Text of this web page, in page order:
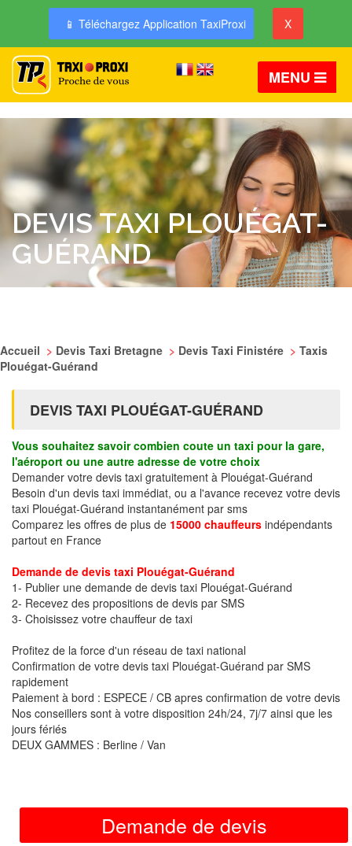
📱 Téléchargez Application TaxiProxi X
MENU
DEVIS TAXI PLOUÉGAT-
GUÉRAND
Accueil > Devis Taxi Bretagne > Devis Taxi Finistére > Taxis
Plouégat-Guérand
DEVIS TAXI PLOUÉGAT-GUÉRAND
Vous souhaitez savoir combien coute un taxi pour la gare,
l'aéroport ou une autre adresse de votre choix
Demander votre devis taxi gratuitement à Plouégat-Guérand
Besoin d'un devis taxi immédiat, ou a l'avance recevez votre devis
taxi Plouégat-Guérand instantanément par sms
Comparez les offres de plus de 15000 chauffeurs indépendants
partout en France
Demande de devis taxi Plouégat-Guérand
1- Publier une demande de devis taxi Plouégat-Guérand
2- Recevez des propositions de devis par SMS
3- Choisissez votre chauffeur de taxi
Profitez de la force d'un réseau de taxi national
Confirmation de votre devis taxi Plouégat-Guérand par SMS
rapidement
Paiement à bord : ESPECE / CB apres confirmation de votre devis
Nos conseillers sont à votre disposition 24h/24, 7j/7 ainsi que les
jours fériés
DEUX GAMMES : Berline / Van
Demande de devis